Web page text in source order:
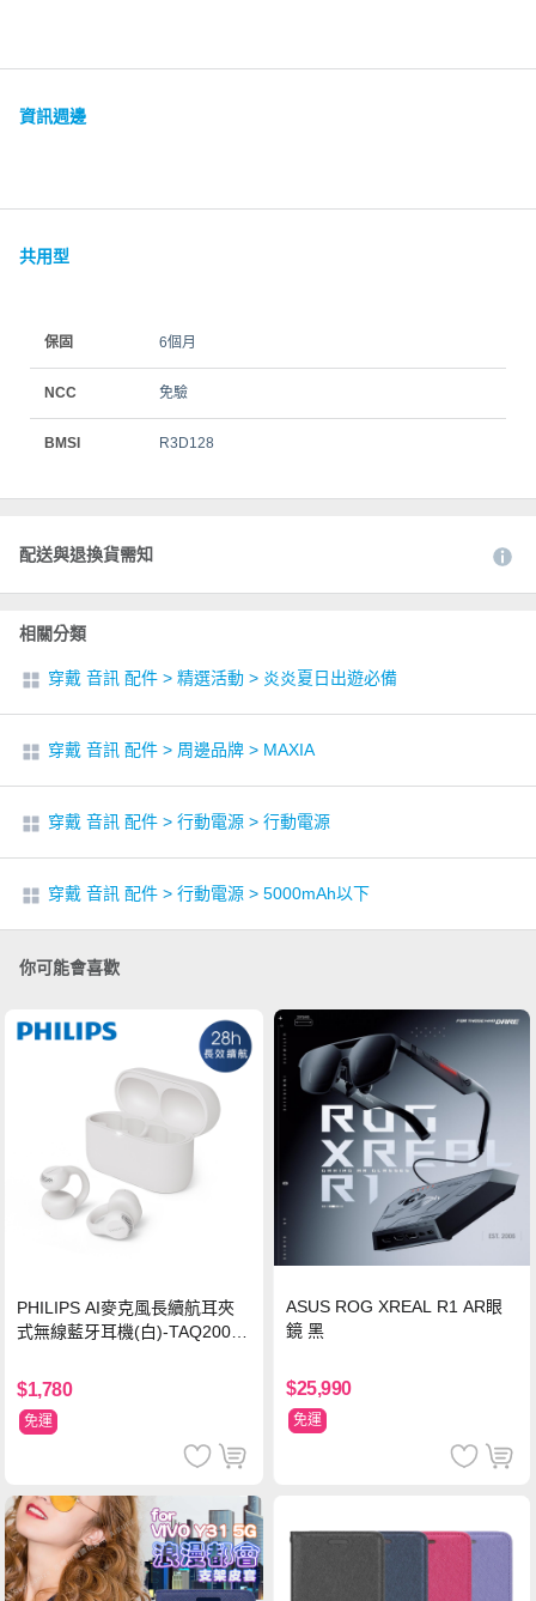
資訊週邊
共用型
保固 6個月
NCC 免驗
BMSI R3D128
配送與退換貨需知
相關分類
穿戴 音訊 配件 > 精選活動 > 炎炎夏日出遊必備
穿戴 音訊 配件 > 周邊品牌 > MAXIA
穿戴 音訊 配件 > 行動電源 > 行動電源
穿戴 音訊 配件 > 行動電源 > 5000mAh以下
你可能會喜歡
PHILIPS AI麥克風長續航耳夾
式無線藍牙耳機(白)-TAQ2000
$1,780
免運
ASUS ROG XREAL R1 AR眼
鏡 黑
$25,990
免運